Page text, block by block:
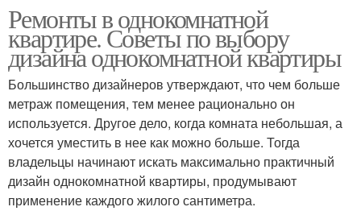
Ремонты в однокомнатной
квартире. Советы по выбору
дизайна однокомнатной квартиры
Большинство дизайнеров утверждают, что чем больше
метраж помещения, тем менее рационально он
используется. Другое дело, когда комната небольшая, а
хочется уместить в нее как можно больше. Тогда
владельцы начинают искать максимально практичный
дизайн однокомнатной квартиры, продумывают
применение каждого жилого сантиметра.